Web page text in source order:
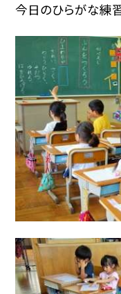
今日のひらがな練習